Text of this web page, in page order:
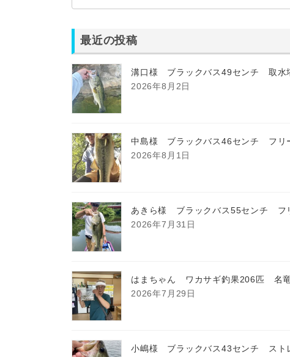
最近の投稿
溝口様 ブラックバス49センチ 取水
2026年8月2日
中島様 ブラックバス46センチ フリ
2026年8月1日
あきら様 ブラックバス55センチ フ
2026年7月31日
はまちゃん ワカサギ釣果206匹 名
2026年7月29日
小嶋様 ブラックバス43センチ スト